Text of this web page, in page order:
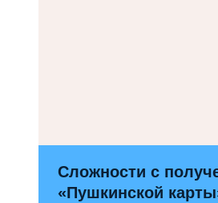
Сложности с
«Пушкинской